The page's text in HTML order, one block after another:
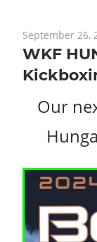
September 26,
WKF
Our